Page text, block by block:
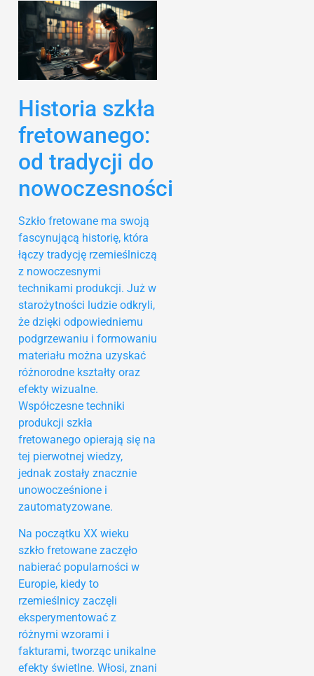
Historia szkła
fretowanego:
od tradycji do
nowoczesności
Szkło fretowane ma swoją
fascynującą historię, która
łączy tradycję rzemieślniczą
z nowoczesnymi
technikami produkcji. Już w
starożytności ludzie odkryli,
że dzięki odpowiedniemu
podgrzewaniu i formowaniu
materiału można uzyskać
różnorodne kształty oraz
efekty wizualne.
Współczesne techniki
produkcji szkła
fretowanego opierają się na
tej pierwotnej wiedzy,
jednak zostały znacznie
unowocześnione i
zautomatyzowane.
Na początku XX wieku
szkło fretowane zaczęło
nabierać popularności w
Europie, kiedy to
rzemieślnicy zaczęli
eksperymentować z
różnymi wzorami i
fakturami, tworząc unikalne
efekty świetlne. Włosi, znani